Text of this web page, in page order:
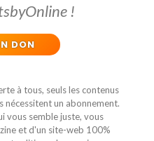
!
DON
à tous, seuls les contenus
nécessitent un abonnement.
vous semble juste, vous
et d'un site-web 100%